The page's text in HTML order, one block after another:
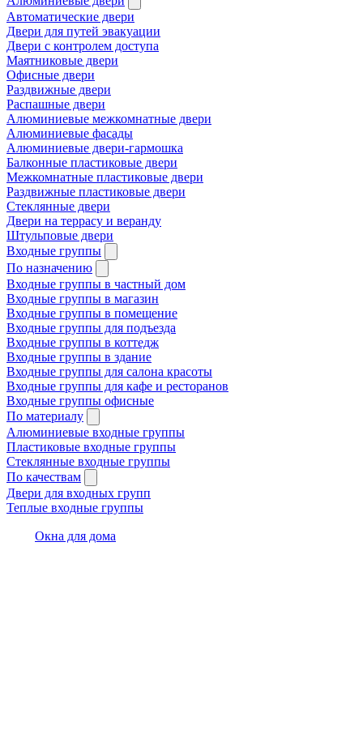
Автоматические двери
Двери для путей эвакуации
Двери с контролем доступа
Маятниковые двери
Офисные двери
Раздвижные двери
Распашные двери
Алюминиевые межкомнатные двери
Алюминиевые фасады
Алюминиевые двери-гармошка
Балконные пластиковые двери
Межкомнатные пластиковые двери
Раздвижные пластиковые двери
Стеклянные двери
Двери на террасу и веранду
Штульповые двери
Входные группы
По назначению
Входные группы в частный дом
Входные группы в магазин
Входные группы в помещение
Входные группы для подъезда
Входные группы в коттедж
Входные группы в здание
Входные группы для салона красоты
Входные группы для кафе и ресторанов
Входные группы офисные
По материалу
Алюминиевые входные группы
Пластиковые входные группы
Стеклянные входные группы
По качествам
Двери для входных групп
Теплые входные группы
Окна для дома